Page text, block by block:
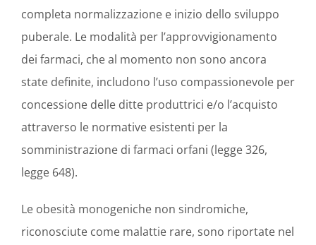
completa normalizzazione e inizio dello sviluppo
puberale. Le modalità per l’approvvigionamento
dei farmaci, che al momento non sono ancora
state definite, includono l’uso compassionevole per
concessione delle ditte produttrici e/o l’acquisto
attraverso le normative esistenti per la
somministrazione di farmaci orfani (legge 326,
legge 648).
Le obesità monogeniche non sindromiche,
riconosciute come malattie rare, sono riportate nel